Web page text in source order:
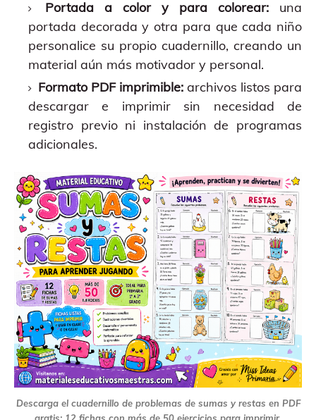
Portada a color y para colorear: una
portada decorada y otra para que cada niño
personalice su propio cuadernillo, creando un
material aún más motivador y personal.
Formato PDF imprimible: archivos listos para
descargar e imprimir sin necesidad de
registro previo ni instalación de programas
adicionales.
Descarga el cuadernillo de problemas de sumas y restas en PDF